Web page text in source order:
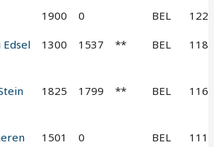
1900 0 BEL 122
Edsel
1300 1537 ** BEL 118
1825 1799 ** BEL 116
1501 0 BEL 111